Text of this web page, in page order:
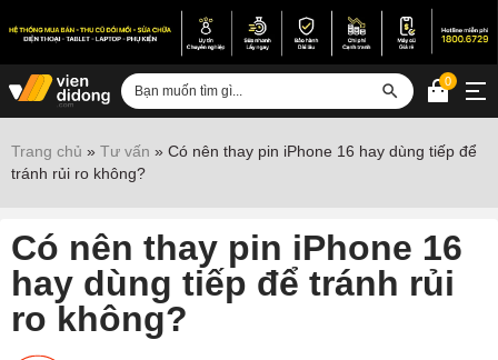
Sửa iPhone
Sửa Vertu
Sửa iPad
Sửa Macbook
0
Trang chủ » Tư vấn » Có nên thay pin iPhone 16 hay dùng tiếp để
tránh rủi ro không?
Có nên thay pin iPhone 16
hay dùng tiếp để tránh rủi
ro không?